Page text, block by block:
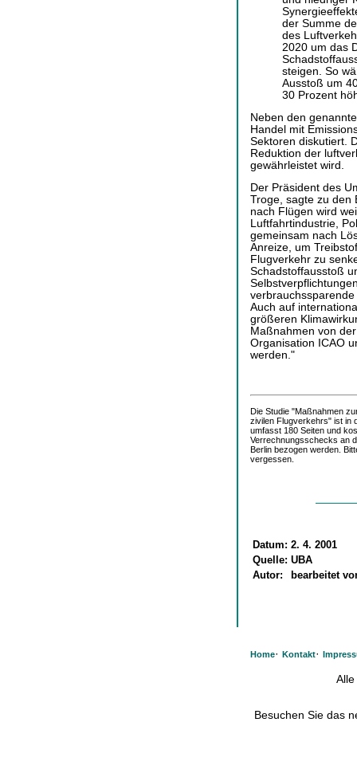
der Summe
des
2020 um das
steigen. So
Ausstoß um
30 Prozent
Neben den
Handel mit
Sektoren diskutiert.
Reduktion der
gewährleistet wird.
Der Präsident des
Troge, sagte zu den
nach Flügen wird
Luftfahrtindustrie,
gemeinsam nach
Anreize, um
Flugverkehr zu
Schadstoffausstoß
Auch auf
größeren
Maßnahmen von
Organisation ICAO
werden."
Die Studie "Maßnahmen
zivilen Flugverkehrs" ist in
umfasst 180 Seiten und
Verrechnungsschecks an
Berlin bezogen werden.
vergessen.
Datum: 2. 4. 2001
Quelle: UBA
Autor:
bearbeitet
Home· Kontakt·
Besuchen Sie das